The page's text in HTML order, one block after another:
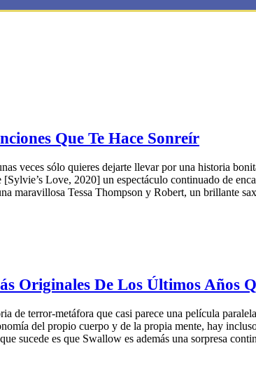
Que Te Hace Sonreír
veces sólo quieres dejarte llevar por una historia
Love, 2020] un espectáculo continuado de
maravillosa Tessa Thompson y Robert, un brillante
De Los Últimos Años
terror-metáfora que casi parece una película
del propio cuerpo y de la propia mente, hay
sucede es que Swallow es además una sorpresa